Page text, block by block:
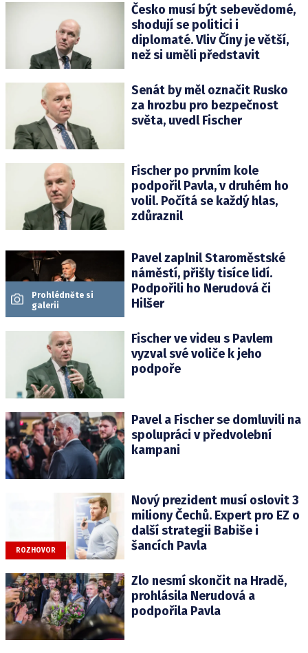
Česko musí být sebevědomé,
shodují se politici i
diplomaté. Vliv Číny je větší,
než si uměli představit
Senát by měl označit Rusko
za hrozbu pro bezpečnost
světa, uvedl Fischer
Fischer po prvním kole
podpořil Pavla, v druhém ho
volil. Počítá se každý hlas,
zdůraznil
Prohlédněte si
galerii
Pavel zaplnil Staroměstské
náměstí, přišly tisíce lidí.
Podpořili ho Nerudová či
Hilšer
Fischer ve videu s Pavlem
vyzval své voliče k jeho
podpoře
Pavel a Fischer se domluvili na
spolupráci v předvolební
kampani
ROZHOVOR
Nový prezident musí oslovit 3
miliony Čechů. Expert pro EZ o
další strategii Babiše i
šancích Pavla
Zlo nesmí skončit na Hradě,
prohlásila Nerudová a
podpořila Pavla